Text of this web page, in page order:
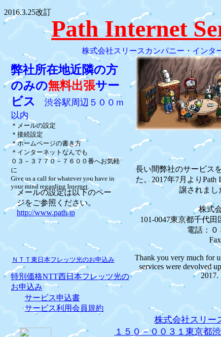
Path Internet
株式会社スリー
１５０－００３１東京都
株式会社スリースカンパニー・インタ
サービス申込書
サービス利用会員規約
特別価格NTT西日本フレッツ光の
お申込み
ＮＴＴ東日本フレッツ光のお申込み
2016.3.25改訂
メールの設定は以下のペー
ジをご参照ください。
http://www.path.jp
弊社所在地近隣の方
のみの無料出張サー
ビス
渋谷駅周辺５００ｍ
以内
＊メールの設定
＊接続設定
＊ホームページの書き方
＊インターネットなんでも
０３－３７７０－７６００番へお気軽
に
Give us a call for whatever you have in
your mind regarding Internet.
長い間弊社のサービス
た。2017年7月よりPath
譲されまし
株式
101-0047東京都千代
電話：０
Thank you very much for
services were devolved
2017.